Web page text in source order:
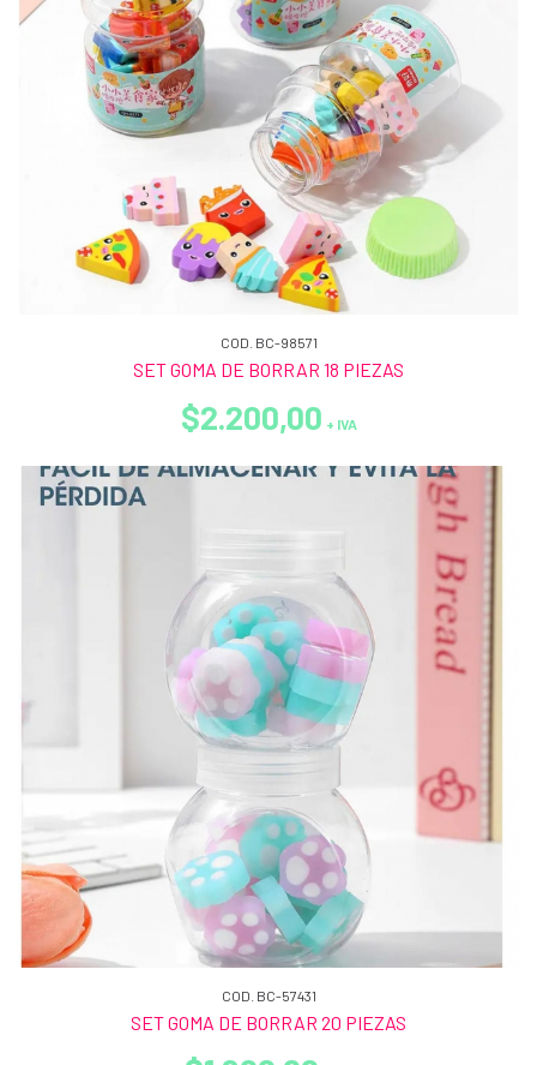
COD. BC-98571
SET GOMA DE BORRAR 18 PIEZAS
$2.200,00 + IVA
COD. BC-57431
SET GOMA DE BORRAR 20 PIEZAS